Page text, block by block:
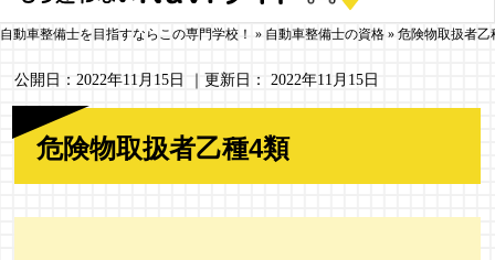
自動車整備士を目指すならこの専門学校！ » 自動車整備士の資格 » 危険物取扱者乙
公開日：2022年11月15日 ｜更新日：2022年11月15日
危険物取扱者乙種4類